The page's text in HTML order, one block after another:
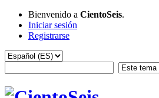
Bienvenido a CientoSeis.
Iniciar sesión
Registrarse